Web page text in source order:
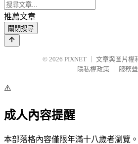
推薦文章
關閉搜尋
© 2026 PIXNET
文章與圖片權
隱私權政策
服務
⚠️
成人內容提醒
本部落格內容僅限年滿十八歲者瀏覽。